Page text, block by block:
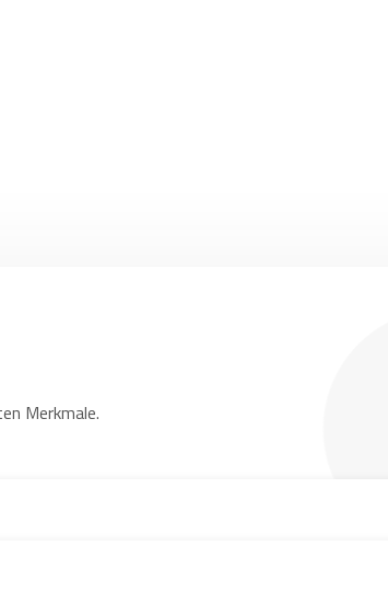
Merkmale.